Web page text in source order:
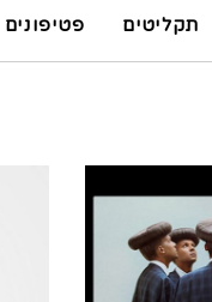
תקליטים פטיפונים